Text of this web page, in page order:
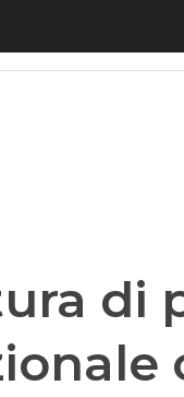
Agricoltura
di